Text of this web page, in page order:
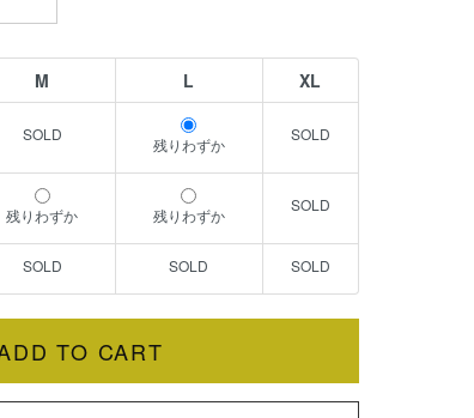
M L XL
残りわずか
残りわずか 残りわずか